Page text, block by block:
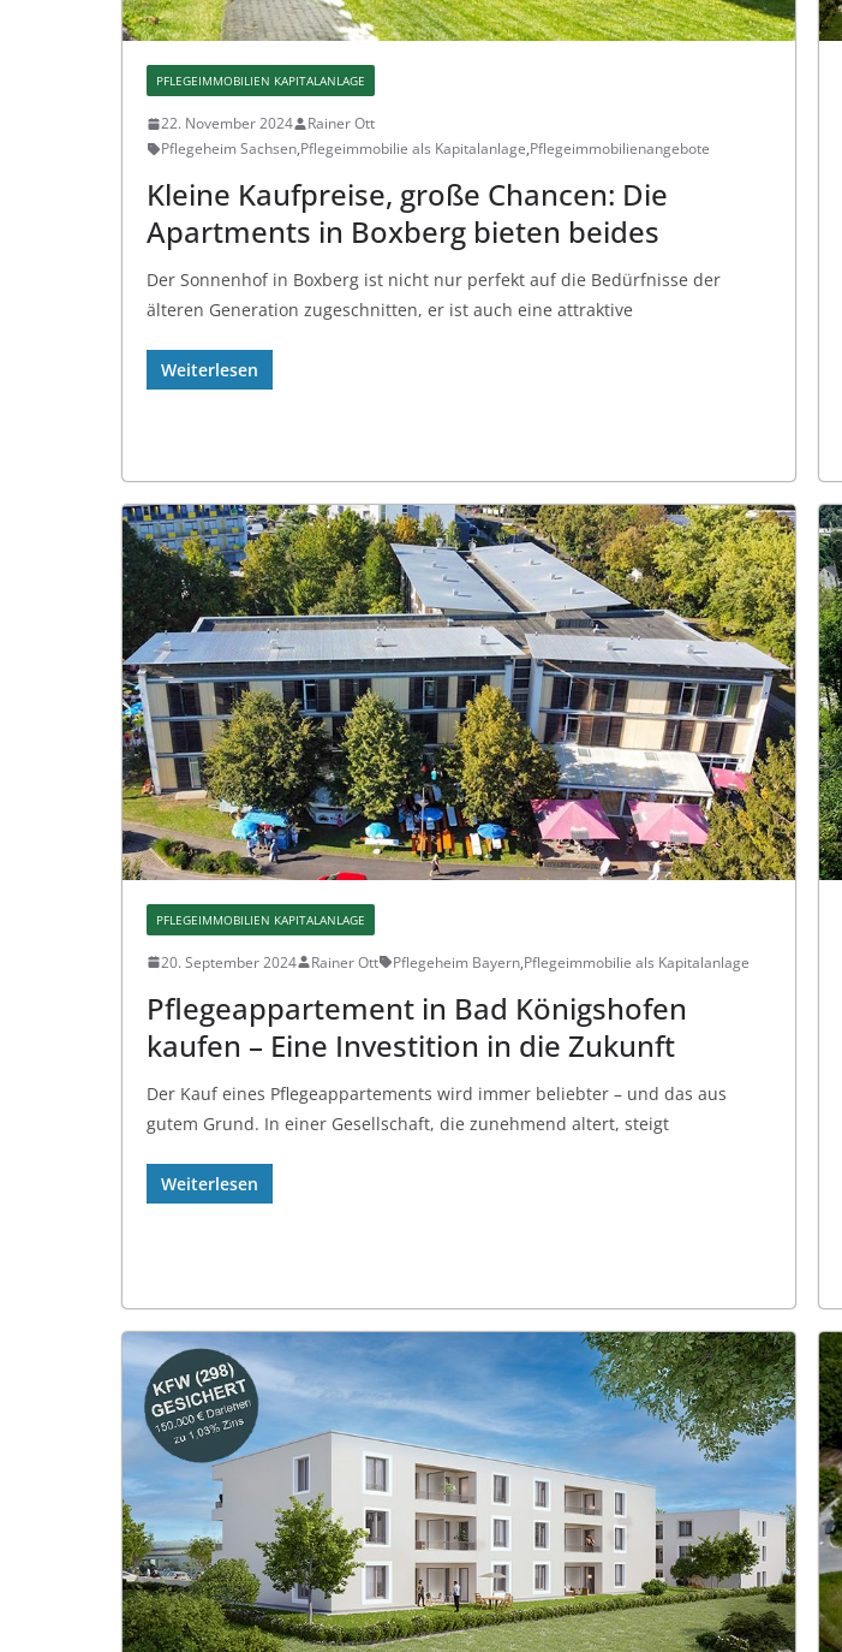
PFLEGEIMMOBILIEN KAPITALANLAGE
22. November 2024
Rainer Ott
Pflegeheim Sachsen,Pflegeimmobilie als Kapitalanlage,Pflegeimmobilienangebote
Kleine Kaufpreise, große Chancen: Die
Apartments in Boxberg bieten beides
Der Sonnenhof in Boxberg ist nicht nur perfekt auf die Bedürfnisse der
älteren Generation zugeschnitten, er ist auch eine attraktive
Weiterlesen
PFLEGEIMMOBILIEN KAPITALANLAGE
20. September 2024 Rainer Ott Pflegeheim Bayern,Pflegeimmobilie als Kapitalanlage
Pflegeappartement in Bad Königshofen
kaufen – Eine Investition in die Zukunft
Der Kauf eines Pflegeappartements wird immer beliebter – und das aus
gutem Grund. In einer Gesellschaft, die zunehmend altert, steigt
Weiterlesen